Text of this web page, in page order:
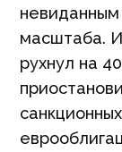
масштаба.
рухнул на